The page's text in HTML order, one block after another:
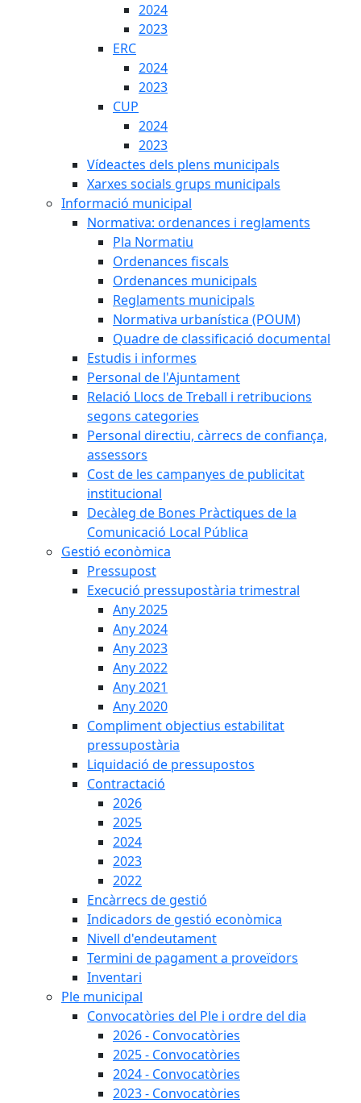
2024
2023
ERC
2024
2023
CUP
2024
2023
Vídeactes dels plens municipals
Xarxes socials grups municipals
Informació municipal
Normativa: ordenances i reglaments
Pla Normatiu
Ordenances fiscals
Ordenances municipals
Reglaments municipals
Normativa urbanística (POUM)
Quadre de classificació documental
Estudis i informes
Personal de l'Ajuntament
Relació Llocs de Treball i retribucions
segons categories
Personal directiu, càrrecs de confiança,
assessors
Cost de les campanyes de publicitat
institucional
Decàleg de Bones Pràctiques de la
Comunicació Local Pública
Gestió econòmica
Pressupost
Execució pressupostària trimestral
Any 2025
Any 2024
Any 2023
Any 2022
Any 2021
Any 2020
Compliment objectius estabilitat
pressupostària
Liquidació de pressupostos
Contractació
2026
2025
2024
2023
2022
Encàrrecs de gestió
Indicadors de gestió econòmica
Nivell d'endeutament
Termini de pagament a proveïdors
Inventari
Ple municipal
Convocatòries del Ple i ordre del dia
2026 - Convocatòries
2025 - Convocatòries
2024 - Convocatòries
2023 - Convocatòries